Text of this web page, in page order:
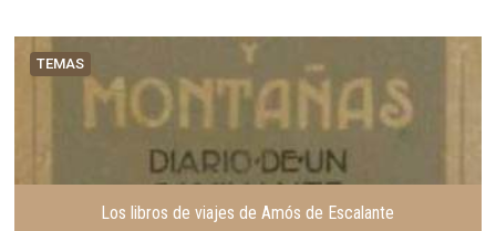
TEMAS
Los libros de viajes de Amós de Escalante